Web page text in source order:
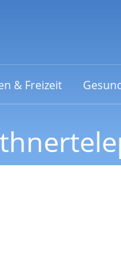
& Freizeit